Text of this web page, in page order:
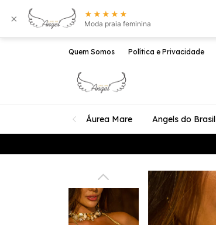
× ★★★★★
Moda praia feminina
Quem Somos Política e Privacidade
Áurea Mare Angels do Brasil